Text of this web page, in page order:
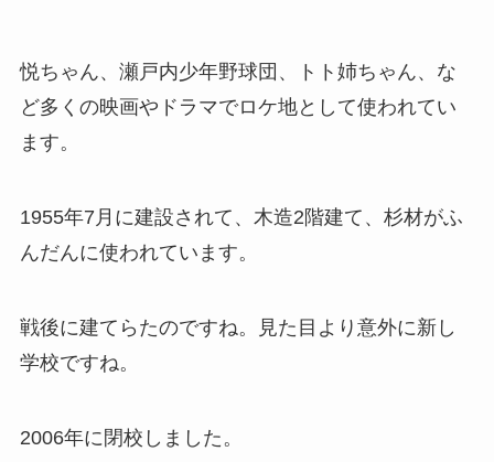
悦ちゃん、瀬戸内少年野球団、トト姉ちゃん、な
ど多くの映画やドラマでロケ地として使われてい
ます。
1955年7月に建設されて、木造2階建て、杉材がふ
んだんに使われています。
戦後に建てらたのですね。見た目より意外に新し
学校ですね。
2006年に閉校しました。